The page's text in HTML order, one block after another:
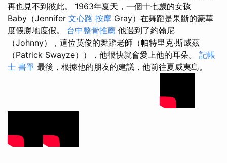
再也見不到彼此。 1963年夏天，一個十七歲的女孩
Baby（Jennifer 文心路 按摩 Gray）在舞蹈是果斷的豪華
度假勝地度假。 台中整骨推薦 他遇到了約翰尼
（Johnny），這位英俊的舞蹈老師（帕特里克·斯威茲
（Patrick Swayze）），他很快就會愛上他的耳朵。 記帳
士 書單 最後，根據他的朋友的建議，他前往夏威夷島。